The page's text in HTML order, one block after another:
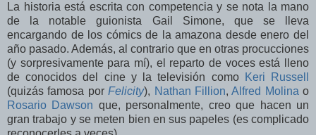
La historia está escrita con competencia y se nota la mano
de la notable guionista Gail Simone, que se lleva
encargando de los cómics de la amazona desde enero del
año pasado. Además, al contrario que en otras procucciones
(y sorpresivamente para mí), el reparto de voces está lleno
de conocidos del cine y la televisión como Keri Russell
(quizás famosa porFelicity), Nathan Fillion,Alfred Molina o
Rosario Dawson que, personalmente, creo que hacen un
gran trabajo y se meten bien en sus papeles (es complicado